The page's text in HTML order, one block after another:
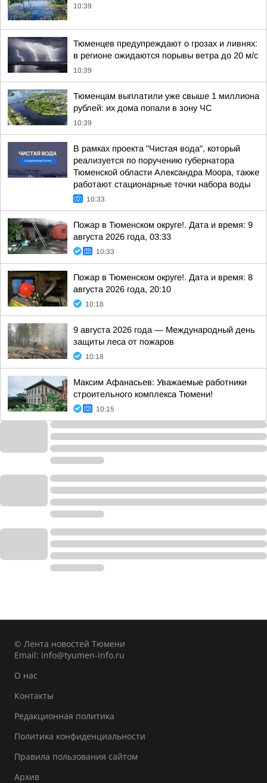
10:39
Тюменцев предупреждают о грозах и ливнях:
в регионе ожидаются порывы ветра до 20 м/с
10:39
Тюменцам выплатили уже свыше 1 миллиона
рублей: их дома попали в зону ЧС
10:39
В рамках проекта "Чистая вода", который
реализуется по поручению губернатора
Тюменской области Александра Моора, также
работают стационарные точки набора воды
10:33
Пожар в Тюменском округе!. Дата и время: 9
августа 2026 года, 03:33
10:33
Пожар в Тюменском округе!. Дата и время: 8
августа 2026 года, 20:10
10:18
9 августа 2026 года — Международный день
защиты леса от пожаров
10:18
Максим Афанасьев: Уважаемые работники
строительного комплекса Тюмени!
10:15
© Лента новостей Тюмени
Email: info@tyumen-info.ru
О нас
Контакты
Редакционная политика
Политика конфиденциальности
Правила пользования сайтом
Архив